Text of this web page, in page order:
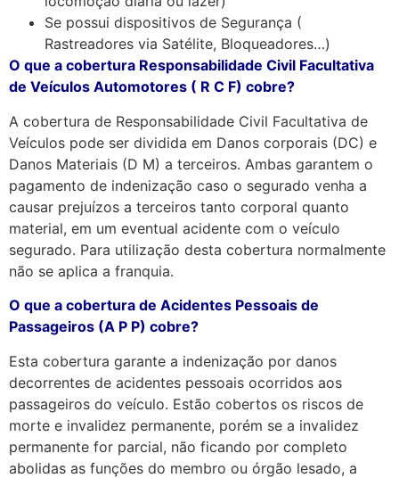
Se possui dispositivos de Segurança (
Rastreadores via Satélite, Bloqueadores…)
O que a cobertura Responsabilidade Civil Facultativa
de Veículos Automotores ( R C F) cobre?
A cobertura de Responsabilidade Civil Facultativa de
Veículos pode ser dividida em Danos corporais (DC) e
Danos Materiais (D M) a terceiros. Ambas garantem o
pagamento de indenização caso o segurado venha a
causar prejuízos a terceiros tanto corporal quanto
material, em um eventual acidente com o veículo
segurado. Para utilização desta cobertura normalmente
não se aplica a franquia.
O que a cobertura de Acidentes Pessoais de
Passageiros (A P P) cobre?
Esta cobertura garante a indenização por danos
decorrentes de acidentes pessoais ocorridos aos
passageiros do veículo. Estão cobertos os riscos de
morte e invalidez permanente, porém se a invalidez
permanente for parcial, não ficando por completo
abolidas as funções do membro ou órgão lesado, a